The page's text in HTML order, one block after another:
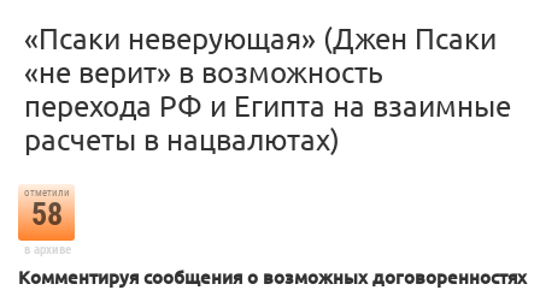
«Псаки неверующая» (Джен Псаки
«не верит» в возможность
перехода РФ и Египта на взаимные
расчеты в нацвалютах)
отметили
58
в архиве
Комментируя сообщения о возможных договоренностях